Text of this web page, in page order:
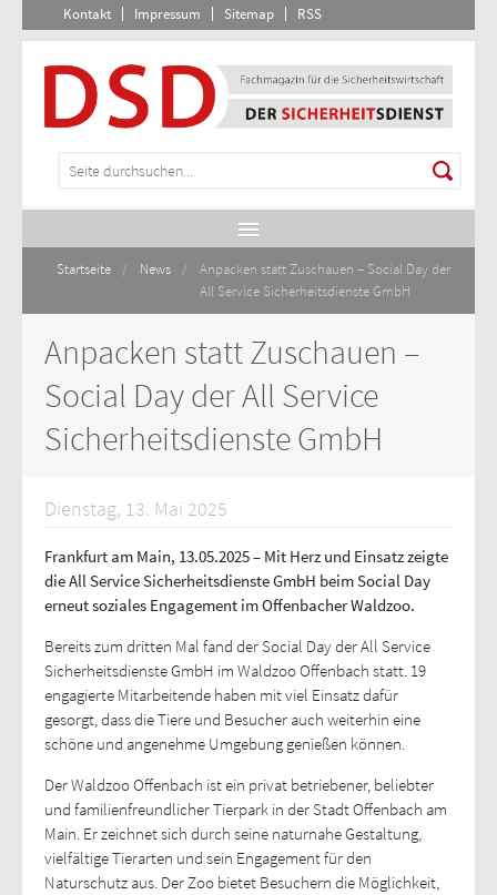
Kontakt Impressum Sitemap RSS
Startseite / News /
Anpacken statt Zuschauen – Social Day der
All Service Sicherheitsdienste GmbH
Anpacken statt Zuschauen –
Social Day der All Service
Sicherheitsdienste GmbH
Dienstag, 13. Mai 2025
Frankfurt am Main, 13.05.2025 – Mit Herz und Einsatz zeigte
die All Service Sicherheitsdienste GmbH beim Social Day
erneut soziales Engagement im Offenbacher Waldzoo.
Bereits zum dritten Mal fand der Social Day der All Service
Sicherheitsdienste GmbH im Waldzoo Offenbach statt. 19
engagierte Mitarbeitende haben mit viel Einsatz dafür
gesorgt, dass die Tiere und Besucher auch weiterhin eine
schöne und angenehme Umgebung genießen können.
Der Waldzoo Offenbach ist ein privat betriebener, beliebter
und familienfreundlicher Tierpark in der Stadt Offenbach am
Main. Er zeichnet sich durch seine naturnahe Gestaltung,
vielfältige Tierarten und sein Engagement für den
Naturschutz aus. Der Zoo bietet Besuchern die Möglichkeit,